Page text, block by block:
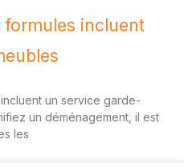
incluent
un service garde-
un déménagement, il est
les